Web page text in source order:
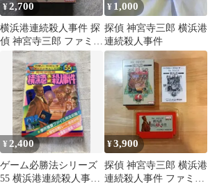
¥2,700
横浜港連続殺人事件 探
偵 神宮寺三郎 ファミコ
¥ 1,000
探偵 神宮寺三郎 横浜港
連続殺人事件
¥ 2,400
ゲーム必勝法シリーズ
55 横浜港連続殺人事
¥3,900
探偵 神宮寺三郎 横浜港
連続殺人事件 ファミコ